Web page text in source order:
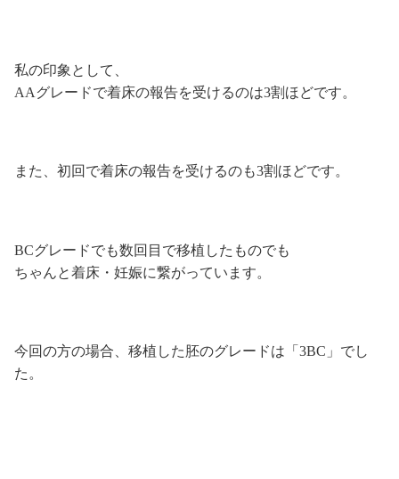
私の印象として、
AAグレードで着床の報告を受けるのは3割ほどです。
また、初回で着床の報告を受けるのも3割ほどです。
BCグレードでも数回目で移植したものでも
ちゃんと着床・妊娠に繋がっています。
今回の方の場合、移植した胚のグレードは「3BC」でし
た。